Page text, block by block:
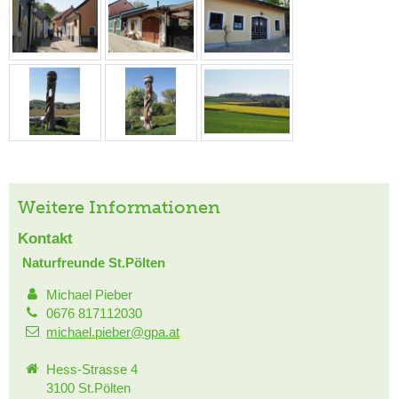
Weitere Informationen
Kontakt
Naturfreunde St.Pölten
Michael Pieber
0676 817112030
michael.pieber@gpa.at
Hess-Strasse 4
3100 St.Pölten